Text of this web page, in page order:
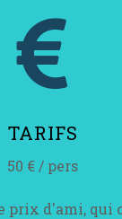

TARIFS
50 € / pers
prix d'ami, qui